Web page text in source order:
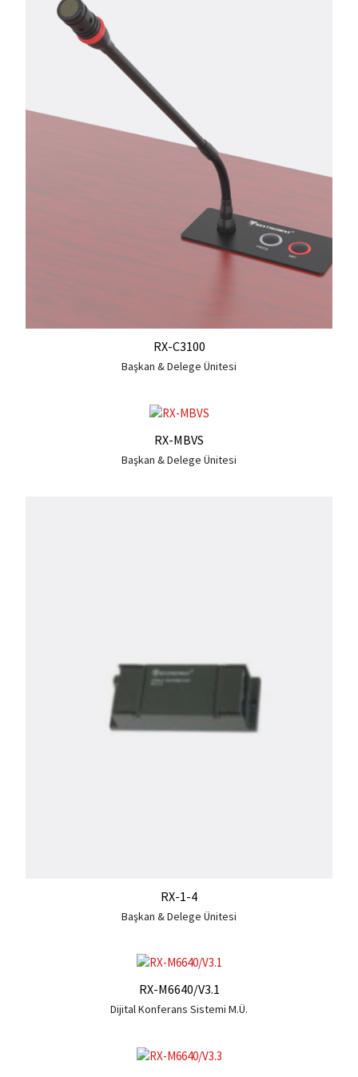
RX-C3100
Başkan & Delege Ünitesi
RX-MBVS
Başkan & Delege Ünitesi
RX-1-4
Başkan & Delege Ünitesi
RX-M6640/V3.1
Dijital Konferans Sistemi M.Ü.